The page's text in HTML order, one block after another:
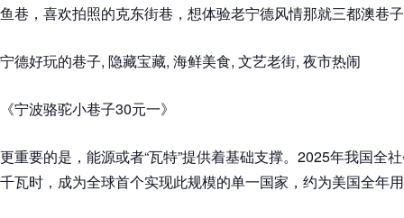
鱼巷，喜欢拍照的克东街巷，想体验老宁德风情那就三都澳巷
宁德好玩的巷子, 隐藏宝藏, 海鲜美食, 文艺老街, 夜市热闹
《宁波骆驼小巷子30元一》
更重要的是，能源或者“瓦特”提供着基础支撑。2025年我国全
千瓦时，成为全球首个实现此规模的单一国家，约为美国全年